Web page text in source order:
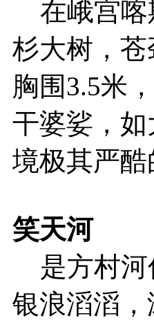
在峨宫喀
杉大树，
胸围3.5米
干婆娑，
境极其严
笑天河
是方村河
银浪滔滔